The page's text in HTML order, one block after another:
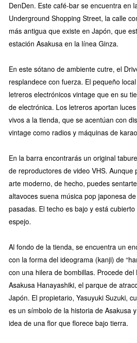
DenDen. Este café-bar se encuentra en
Underground Shopping Street, la calle
más antigua que existe en Japón, que
estación Asakusa en la línea Ginza.
En este sótano de ambiente cutre, el
resplandece con fuerza. El pequeño
letreros electrónicos vintage que en su
de electrónica. Los letreros aportan
vivos a la tienda, que se acentúan con
vintage como radios y máquinas de
En la barra encontrarás un original
de reproductores de video VHS. Aunque
arte moderno, de hecho, puedes
altavoces suena música pop japonesa
pasadas. El techo es bajo y está
espejo.
Al fondo de la tienda, se encuentra un
con la forma del ideograma (kanji) de
con una hilera de bombillas. Procede
Asakusa Hanayashiki, el parque de
Japón. El propietario, Yasuyuki Suzuki,
es un símbolo de la historia de Asakusa
idea de una flor que florece bajo tierra.